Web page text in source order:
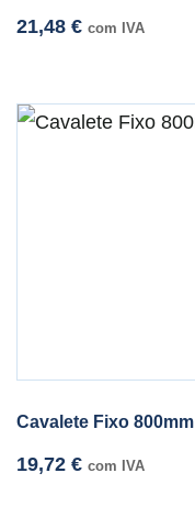
21,48 € com IVA
Cavalete Fixo 800mm
19,72 € com IVA